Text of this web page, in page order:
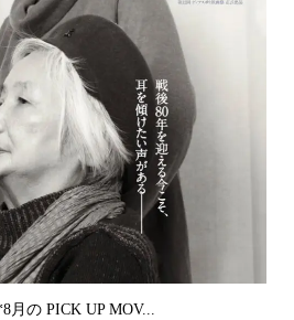
月の PICK UP MOV...